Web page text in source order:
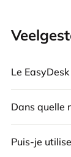
Le
Dans quelle
Puis-je